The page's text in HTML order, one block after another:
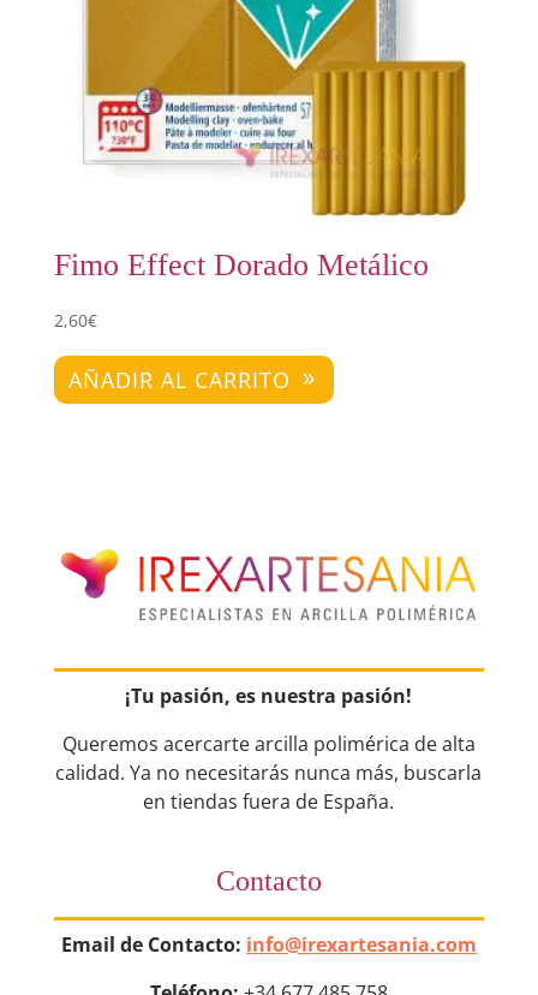
Fimo Effect Dorado Metálico
2,60€
AÑADIR AL CARRITO
¡Tu pasión, es nuestra pasión!
Queremos acercarte arcilla polimérica de alta
calidad. Ya no necesitarás nunca más, buscarla
en tiendas fuera de España.
Contacto
Email de Contacto: info@irexartesania.com